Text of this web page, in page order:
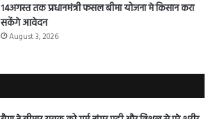
14अगस्त तक प्रधानमंत्री फसल बीमा योजना मे किसान करा
सकेंगे आवेदन
August 3, 2026